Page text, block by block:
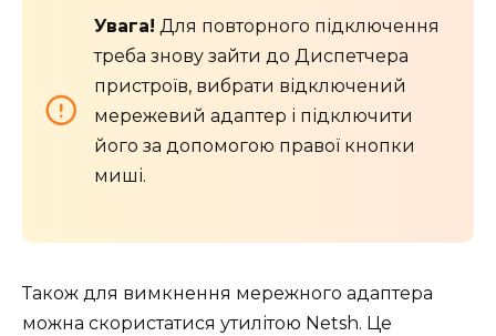
Увага! Для повторного підключення
треба знову зайти до Диспетчера
пристроїв, вибрати відключений
мережевий адаптер і підключити
його за допомогою правої кнопки
миші.
Також для вимкнення мережного адаптера
можна скористатися утилітою Netsh. Це